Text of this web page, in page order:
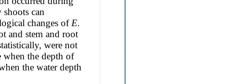
can
changes of E.
and stem and root
were not
when the depth of
the water depth